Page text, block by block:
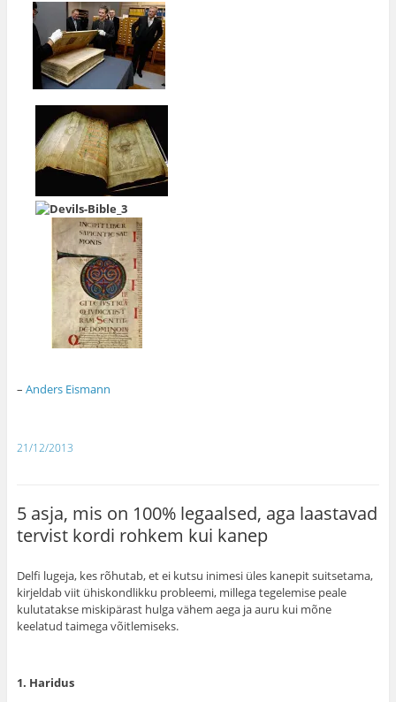
– Anders Eismann
21/12/2013
5 asja, mis on 100% legaalsed, aga laastavad
tervist kordi rohkem kui kanep
Delfi lugeja, kes rõhutab, et ei kutsu inimesi üles kanepit suitsetama,
kirjeldab viit ühiskondlikku probleemi, millega tegelemise peale
kulutatakse miskipärast hulga vähem aega ja auru kui mõne
keelatud taimega võitlemiseks.
1. Haridus